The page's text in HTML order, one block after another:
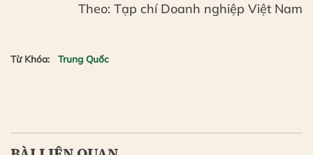
Theo: Tạp chí Doanh nghiệp Việt Nam
Từ Khóa: Trung Quốc